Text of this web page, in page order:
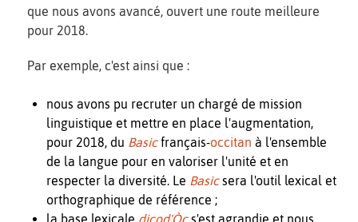
que nous avons avancé, ouvert une route meilleure
pour 2018.
Par exemple, c'est ainsi que :
nous avons pu recruter un chargé de mission
linguistique et mettre en place l'augmentation,
pour 2018, du Basicfrançais-occitan à l'ensemble
de la langue pour en valoriser l'unité et en
respecter la diversité. Le Basicsera l'outil lexical et
orthographique de référence ;